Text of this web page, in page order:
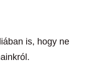
is, hogy ne